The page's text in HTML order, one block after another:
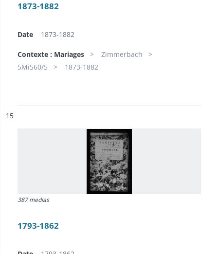
1873-1882
Date 1873-1882
Contexte : Mariages
Zimmerbach
5Mi560/5
1873-1882
n°
15
387 medias
1793-1862